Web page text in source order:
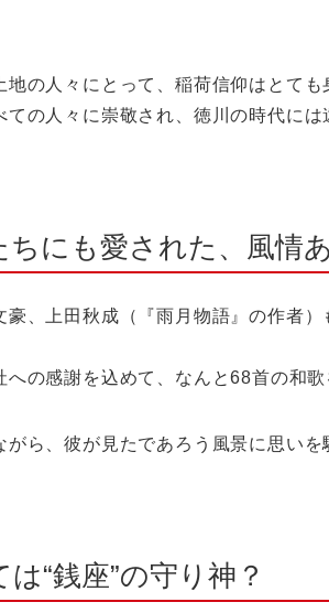
地の人々にとって、稲荷信仰はとても
ての人々に崇敬され、徳川の時代には
ちにも愛された、風情
、 上田秋成 （『雨月物語』の作者
への感謝を込めて、なんと68首の和歌
がら、彼が見たであろう風景に思いを
“銭座”の守り神？